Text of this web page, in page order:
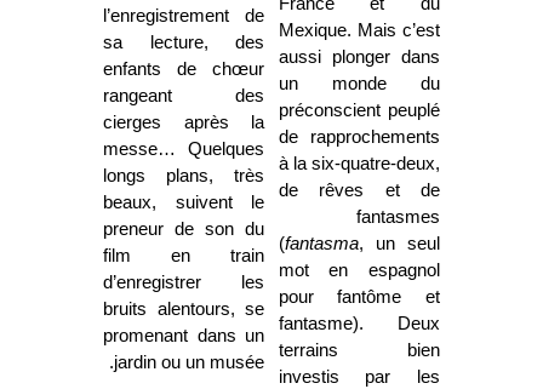
France et du
Mexique. Mais c’est
aussi plonger dans
un monde du
préconscient peuplé
de rapprochements
à la six-quatre-deux,
de rêves et de
fantasmes
(fantasma, un seul
mot en espagnol
pour fantôme et
fantasme). Deux
terrains bien
investis par les
l’enregistrement de
sa lecture, des
enfants de chœur
rangeant des
cierges après la
messe… Quelques
longs plans, très
beaux, suivent le
preneur de son du
film en train
d’enregistrer les
bruits alentours, se
promenant dans un
jardin ou un musée.